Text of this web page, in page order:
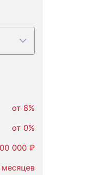
от 8%
от 0%
000 ₽